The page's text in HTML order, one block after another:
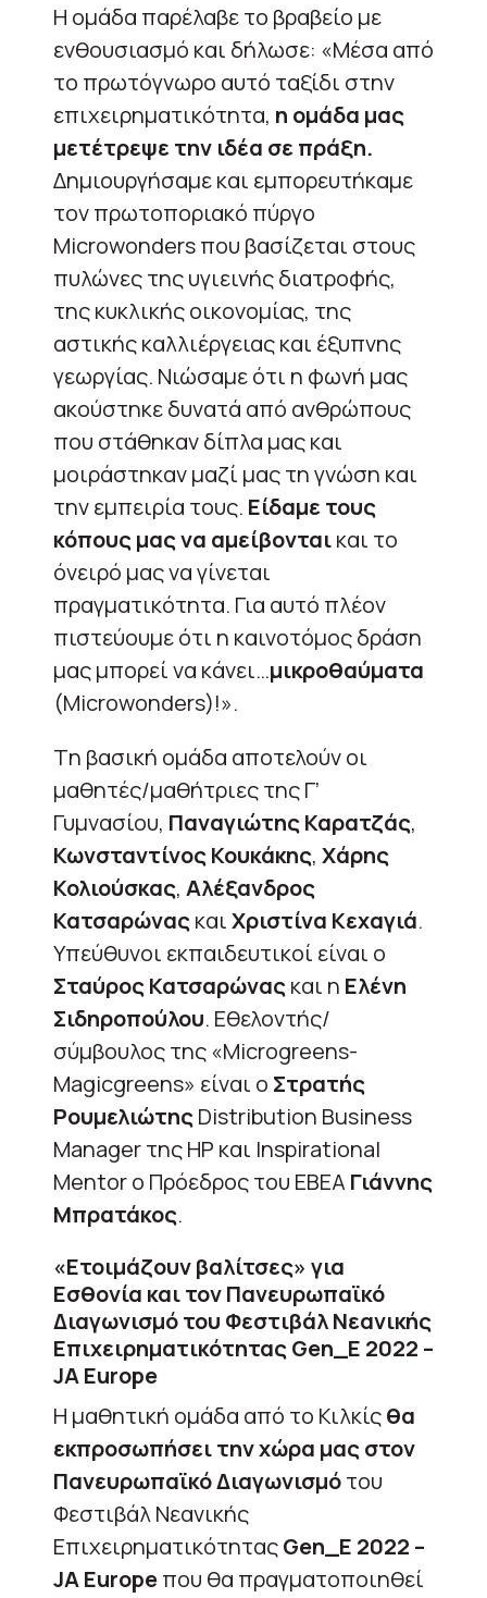
Η ομάδα παρέλαβε το βραβείο με
ενθουσιασμό και δήλωσε: «Μέσα από
το πρωτόγνωρο αυτό ταξίδι στην
επιχειρηματικότητα, η ομάδα μας
μετέτρεψε την ιδέα σε πράξη.
Δημιουργήσαμε και εμπορευτήκαμε
τον πρωτοποριακό πύργο
Microwonders που βασίζεται στους
πυλώνες της υγιεινής διατροφής,
της κυκλικής οικονομίας, της
αστικής καλλιέργειας και έξυπνης
γεωργίας. Νιώσαμε ότι η φωνή μας
ακούστηκε δυνατά από ανθρώπους
που στάθηκαν δίπλα μας και
μοιράστηκαν μαζί μας τη γνώση και
την εμπειρία τους. Είδαμε τους
κόπους μας να αμείβονταικαι το
όνειρό μας να γίνεται
πραγματικότητα. Για αυτό πλέον
πιστεύουμε ότι η καινοτόμος δράση
μας μπορεί να κάνει…μικροθαύματα
(Microwonders)!».
Tη βασική ομάδα αποτελούν οι
μαθητές/μαθήτριες της Γ’
Γυμνασίου, Παναγιώτης Καρατζάς,
Κωνσταντίνος Κουκάκης, Χάρης
Κολιούσκας, Αλέξανδρος
ΚατσαρώναςκαιΧριστίνα Κεχαγιά.
Υπεύθυνοι εκπαιδευτικοί είναι ο
Σταύρος Κατσαρώναςκαι η Ελένη
Σιδηροπούλου. Εθελοντής/
σύμβουλος της «Μicrogreens-
Magicgreens» είναι ο Στρατής
ΡουμελιώτηςDistribution Business
Manager της HP και Inspirational
Mentor o Πρόεδρος του ΕΒΕΑ Γιάννης
Μπρατάκος.
«Ετοιμάζουν βαλίτσες» για
Εσθονία και τον Πανευρωπαϊκό
Διαγωνισμό του Φεστιβάλ Νεανικής
Επιχειρηματικότητας Gen_E 2022 –
JA Europe
Η μαθητική ομάδα από το Κιλκίςθα
εκπροσωπήσει την χώρα μας στον
Πανευρωπαϊκό Διαγωνισμότου
Φεστιβάλ Νεανικής
ΕπιχειρηματικότηταςGen_E 2022 –
JAEuropeπου θα πραγματοποιηθεί